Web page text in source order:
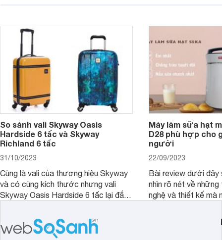
So sánh vali Skyway Oasis
Hardside 6 tấc và Skyway
Richland 6 tấc
31/10/2023
Cùng là vali của thương hiệu Skyway
và có cùng kích thước nhưng vali
Skyway Oasis Hardside 6 tấc lại đắt
triệu đồng.
Máy làm sữa hạt
D28 phù hợp cho
người
22/09/2023
Bài review dưới đây
nhìn rõ nét về những
nghệ và thiết kế mà
thể đưa ra quyết